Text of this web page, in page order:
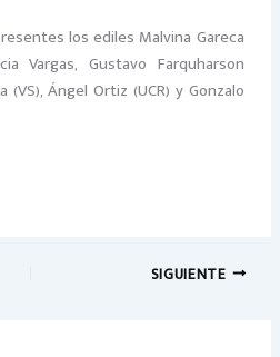
los ediles Malvina Gareca
Vargas, Gustavo Farquharson
(VS), Ángel Ortiz (UCR) y Gonzalo
SIGUIENTE